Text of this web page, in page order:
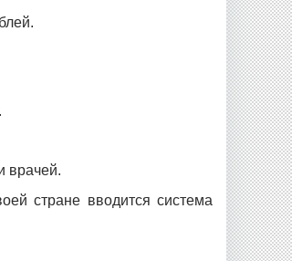
врачей.
стране вводится система